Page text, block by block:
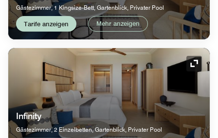
Gästezimmer, 1 Kingsize-Bett, Gartenblick, Privater Pool
Tarife anzeigen Mehr anzeigen
Infinity
Gästezimmer, 2 Einzelbetten, Gartenblick, Privater Pool